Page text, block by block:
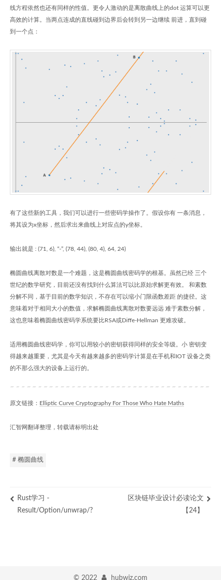
线方程依然也还有同样的性值。更令人激动的是离散曲线上的dot 运算可以更
高效的计算。当两点连成的直线碰到边界后会转到另一边继续 前进，直到碰
到一个点：
有了这些新的工具，我们可以进行一些密码学操作了。假设你有 一条消息，
将其设为x坐标，然后求出来曲线上对应点的y坐标。
输出就是 : (71, 6), “-”, (78, 44), (80, 4), 64, 24)
椭圆曲线离散对数是一个难题，这是椭圆曲线密码学的根基。虽然已经 三个
世纪的数学研究，目前还没有找到什么算法可以比原始求解更有效。 和素数
分解不同，基于目前的数学知识，不存在可以缩小门限函数差距 的捷径。这
意味着对于相同大小的数值，求解椭圆曲线离散对数要远远 难于素数分解，
这也意味着椭圆曲线密码学系统要比RSA或Diffe-Hellman 更难攻破。
适用椭圆曲线密码学，你可以用较小的密钥获得同样的安全等级。小 密钥变
得越来越重要，尤其是今天有越来越多的密码学计算是在手机和IOT 设备之类
的不那么强大的设备上运行的。
原文链接： Elliptic Curve Cryptography For Those Who Hate Maths
汇智网翻译整理，转载请标明出处
# 椭圆曲线
Rust学习 -
Result/Option/unwrap/?
区块链毕业设计必读论文
【24】
© 2022 hubwiz.com